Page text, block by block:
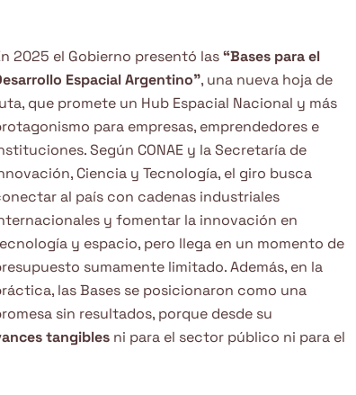
2025 el Gobierno presentó las“Bases para el
Espacial Argentino”, una nueva hoja de
que promete un Hub Espacial Nacional y más
para empresas, emprendedores e
Según CONAE y la Secretaría de
Ciencia y Tecnología, el giro busca
al país con cadenas industriales
y fomentar la innovación en
y espacio, pero llega en un momento de
sumamente limitado. Además, en la
las Bases se posicionaron como una
sin resultados, porque desde su
tangibles ni para el sector público ni para el